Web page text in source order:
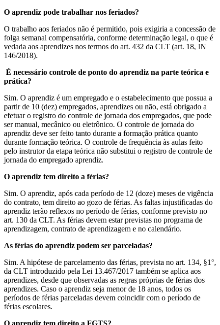
O aprendiz pode trabalhar nos feriados?
O trabalho aos feriados não é permitido, pois exigiria a concessão de
folga semanal compensatória, conforme determinação legal, o que é
vedada aos aprendizes nos termos do art. 432 da CLT (art. 18, IN
146/2018).
É necessário controle de ponto do aprendiz na parte teórica e
prática?
Sim. O aprendiz é um empregado e o estabelecimento que possua a
partir de 10 (dez) empregados, aprendizes ou não, está obrigado a
efetuar o registro do controle de jornada dos empregados, que pode
ser manual, mecânico ou eletrônico. O controle de jornada do
aprendiz deve ser feito tanto durante a formação prática quanto
durante formação teórica. O controle de frequência às aulas feito
pelo instrutor da etapa teórica não substitui o registro de controle de
jornada do empregado aprendiz.
O aprendiz tem direito a férias?
Sim. O aprendiz, após cada período de 12 (doze) meses de vigência
do contrato, tem direito ao gozo de férias. As faltas injustificadas do
aprendiz terão reflexos no período de férias, conforme previsto no
art. 130 da CLT. As férias devem estar previstas no programa de
aprendizagem, contrato de aprendizagem e no calendário.
As férias do aprendiz podem ser parceladas?
Sim. A hipótese de parcelamento das férias, prevista no art. 134, §1°,
da CLT introduzido pela Lei 13.467/2017 também se aplica aos
aprendizes, desde que observadas as regras próprias de férias dos
aprendizes. Caso o aprendiz seja menor de 18 anos, todos os
períodos de férias parceladas devem coincidir com o período de
férias escolares.
O aprendiz tem direito a FGTS?